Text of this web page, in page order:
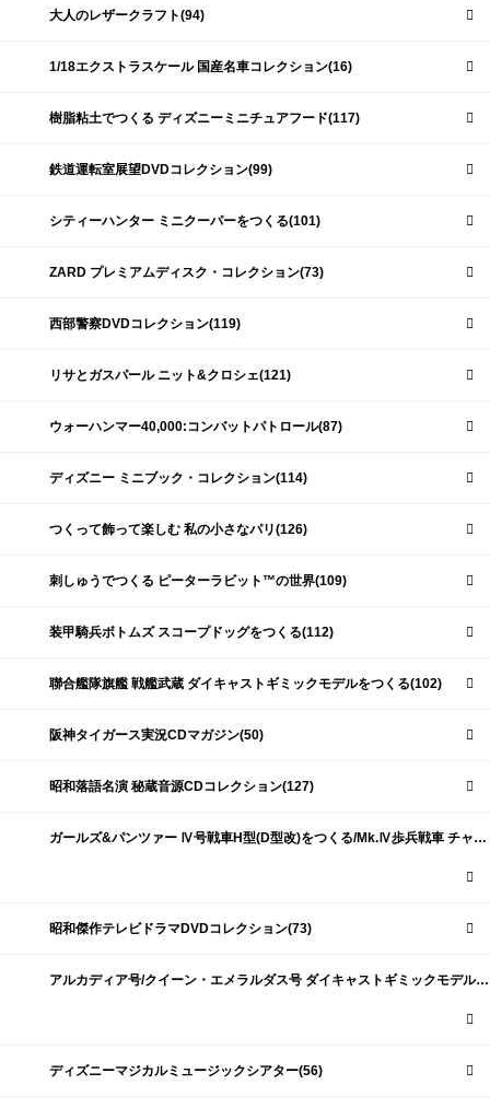
大人のレザークラフト(94)
1/18エクストラスケール 国産名車コレクション(16)
樹脂粘土でつくる ディズニーミニチュアフード(117)
鉄道運転室展望DVDコレクション(99)
シティーハンター ミニクーパーをつくる(101)
ZARD プレミアムディスク・コレクション(73)
西部警察DVDコレクション(119)
リサとガスパール ニット&クロシェ(121)
ウォーハンマー40,000:コンバットパトロール(87)
ディズニー ミニブック・コレクション(114)
つくって飾って楽しむ 私の小さなパリ(126)
刺しゅうでつくる ピーターラビット™の世界(109)
装甲騎兵ボトムズ スコープドッグをつくる(112)
聯合艦隊旗艦 戦艦武蔵 ダイキャストギミックモデルをつくる(102)
阪神タイガース実況CDマガジン(50)
昭和落語名演 秘蔵音源CDコレクション(127)
ガールズ&パンツァー Ⅳ号戦車H型(D型改)をつくる/Mk.Ⅳ歩兵戦車 チャーチルMk.Ⅶをつくる(191)
昭和傑作テレビドラマDVDコレクション(73)
アルカディア号/クイーン・エメラルダス号 ダイキャストギミックモデルをつくる(159)
ディズニーマジカルミュージックシアター(56)